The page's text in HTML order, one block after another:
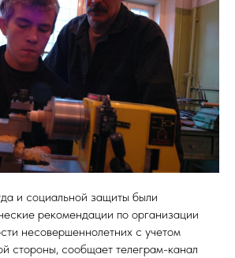
и социальной защиты были
рекомендации по организации
несовершеннолетних с учетом
стороны, сообщает телеграм-канал